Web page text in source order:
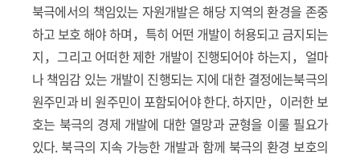
북극에서의 책임있는 자원개발은 해당 지역의 환경을 존중
하고 보호 해야 하며，특히 어떤 개발이 허용되고 금지되는
지，그리고 어떠한 제한 개발이 진행되어야 하는지，얼마
나 책임감 있는 개발이 진행되는 지에 대한 결정에는북극의
원주민과 비 원주민이 포함되어야 한다. 하지만，이러한 보
호는 북극의 경제 개발에 대한 열망과 균형을 이룰 필요가
있다. 북극의 지속 가능한 개발과 함께 북극의 환경 보호의